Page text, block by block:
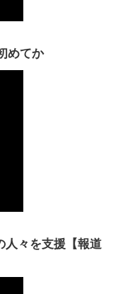
めてか
人々を支援【報道